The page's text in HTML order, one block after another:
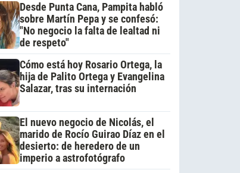
Desde Punta Cana, Pampita habló
sobre Martín Pepa y se confesó:
"No negocio la falta de lealtad ni
de respeto"
Cómo está hoy Rosario Ortega, la
hija de Palito Ortega y Evangelina
Salazar, tras su internación
El nuevo negocio de Nicolás, el
marido de Rocío Guirao Díaz en el
desierto: de heredero de un
imperio a astrofotógrafo